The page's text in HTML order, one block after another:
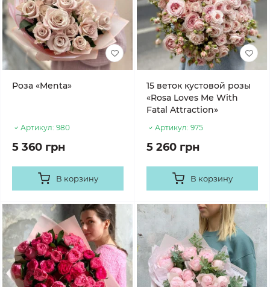
Роза «Menta»
Артикул: 980
5 360 грн
В корзину
15 веток кустовой розы
«Rosa Loves Me With
Fatal Attraction»
Артикул: 975
5 260 грн
В корзину